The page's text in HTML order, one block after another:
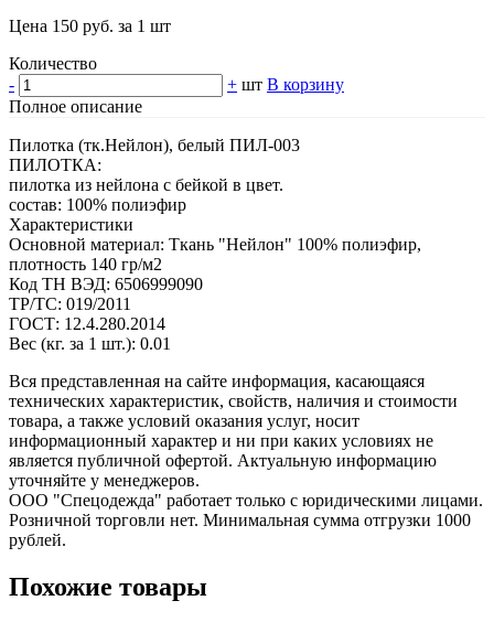
Цена 150 руб. за 1 шт
Количество
-
+ шт В корзину
Полное описание
Пилотка (тк.Нейлон), белый ПИЛ-003
ПИЛОТКА:
пилотка из нейлона с бейкой в цвет.
состав: 100% полиэфир
Характеристики
Основной материал: Ткань "Нейлон" 100% полиэфир,
плотность 140 гр/м2
Код ТН ВЭД: 6506999090
ТР/ТС: 019/2011
ГОСТ: 12.4.280.2014
Вес (кг. за 1 шт.): 0.01
Вся представленная на сайте информация, касающаяся
технических характеристик, свойств, наличия и стоимости
товара, а также условий оказания услуг, носит
информационный характер и ни при каких условиях не
является публичной офертой. Актуальную информацию
уточняйте у менеджеров.
ООО "Спецодежда" работает только с юридическими лицами.
Розничной торговли нет. Минимальная сумма отгрузки 1000
рублей.
Похожие товары